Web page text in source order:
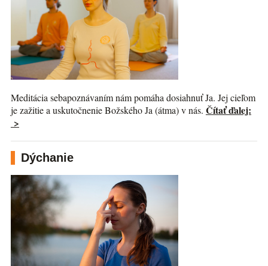
Meditácia sebapoznávaním nám pomáha dosiahnuť Ja. Jej cieľom
je zažitie a uskutočnenie Božského Ja (átma) v nás. Čítať ďalej:
>
Dýchanie